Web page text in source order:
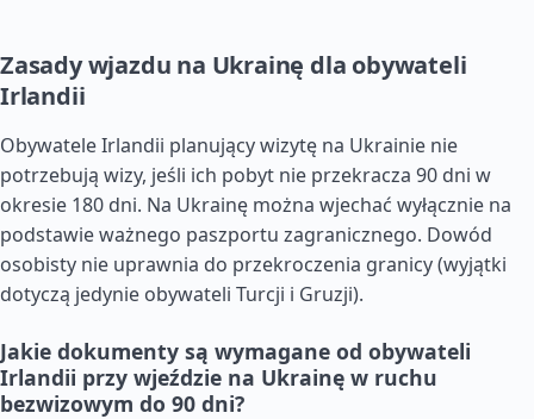
Zasady wjazdu na Ukrainę dla obywateli
Irlandii
Obywatele Irlandii planujący wizytę na Ukrainie nie
potrzebują wizy, jeśli ich pobyt nie przekracza 90 dni w
okresie 180 dni. Na Ukrainę można wjechać wyłącznie na
podstawie ważnego paszportu zagranicznego. Dowód
osobisty nie uprawnia do przekroczenia granicy (wyjątki
dotyczą jedynie obywateli Turcji i Gruzji).
Jakie dokumenty są wymagane od obywateli
Irlandii przy wjeździe na Ukrainę w ruchu
bezwizowym do 90 dni?